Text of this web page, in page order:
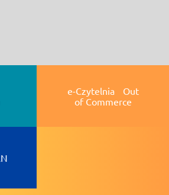
e-Czytelnia Out
of Commerce